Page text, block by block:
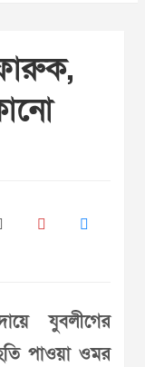
যুবলীগের
পাওয়া ওমর